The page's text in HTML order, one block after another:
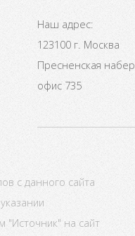
Наш адрес:
123100 г. Москва
Пресненская
офис 735
с данного сайта
"Источник" на сайт